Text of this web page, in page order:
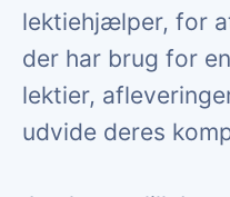
lektiehjælper, for
der har brug for
lektier,
udvide deres